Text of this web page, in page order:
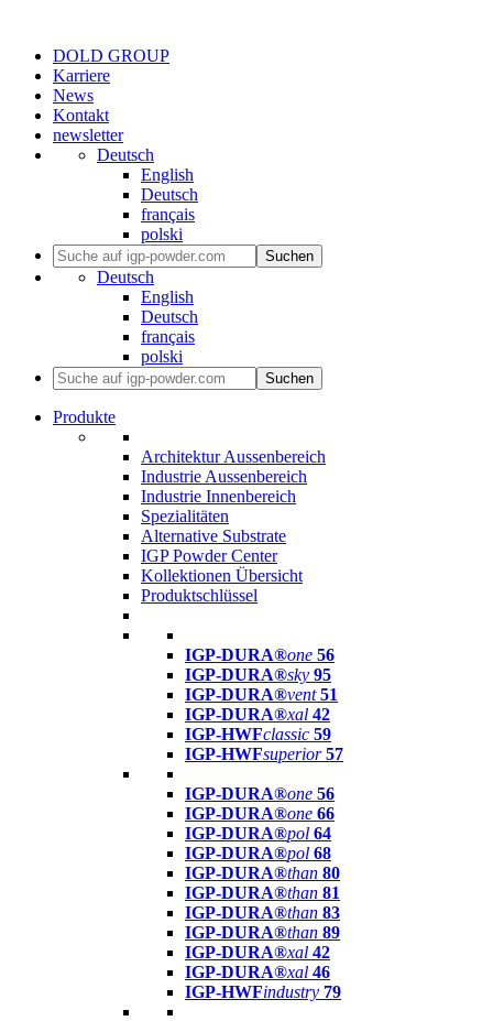
DOLD GROUP
Karriere
News
Kontakt
newsletter
Deutsch
English
Deutsch
français
polski
Suchen
Deutsch
English
Deutsch
français
polski
Suchen
Produkte
Architektur Aussenbereich
Industrie Aussenbereich
Industrie Innenbereich
Spezialitäten
Alternative Substrate
IGP Powder Center
Kollektionen Übersicht
Produktschlüssel
IGP-DURA®one 56
IGP-DURA®sky 95
IGP-DURA®vent 51
IGP-DURA®xal 42
IGP-HWFclassic 59
IGP-HWFsuperior 57
IGP-DURA®one 56
IGP-DURA®one 66
IGP-DURA®pol 64
IGP-DURA®pol 68
IGP-DURA®than 80
IGP-DURA®than 81
IGP-DURA®than 83
IGP-DURA®than 89
IGP-DURA®xal 42
IGP-DURA®xal 46
IGP-HWFindustry 79